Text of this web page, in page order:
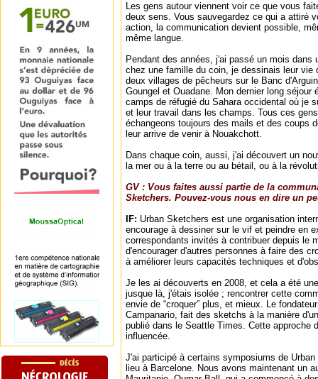
Les gens autour viennent voir ce que vous
deux sens. Vous sauvegardez ce qui a attiré
action, la communication devient possible,
même langue.
Pendant des années, j'ai passé un mois dans
chez une famille du coin, je dessinais leur vie
deux villages de pêcheurs sur le Banc
Goungel et Ouadane. Mon dernier long séjour
camps de réfugié du Sahara occidental où je
et leur travail dans les champs. Tous ces
échangeons toujours des mails et des coups
leur arrive de venir à Nouakchott.
Dans chaque coin, aussi, j'ai découvert un
la mer ou à la terre ou au bétail, ou à la
GV : Vous faites aussi partie de la
Sketchers. Pouvez-vous nous en dire un
IF: Urban Sketchers est une organisation
encourage à dessiner sur le vif et peindre en
correspondants invités à contribuer depuis le
d'encourager d'autres personnes à faire des
à améliorer leurs capacités techniques et
Je les ai découverts en 2008, et cela a été
jusque là, j'étais isolée ; rencontrer cette
envie de “croquer” plus, et mieux. Le
Campanario, fait des sketchs à la manière
publié dans le Seattle Times. Cette approche
influencée.
J'ai participé à certains symposiums de
lieu à Barcelone. Nous avons maintenant un